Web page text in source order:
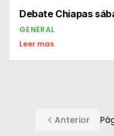
Debate Chiapas
GENERAL
Leer mas
Anterior